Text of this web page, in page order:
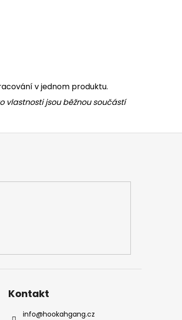
v jednom produktu.
vlastnosti jsou běžnou součástí
Kontakt
info@hookahgang.cz